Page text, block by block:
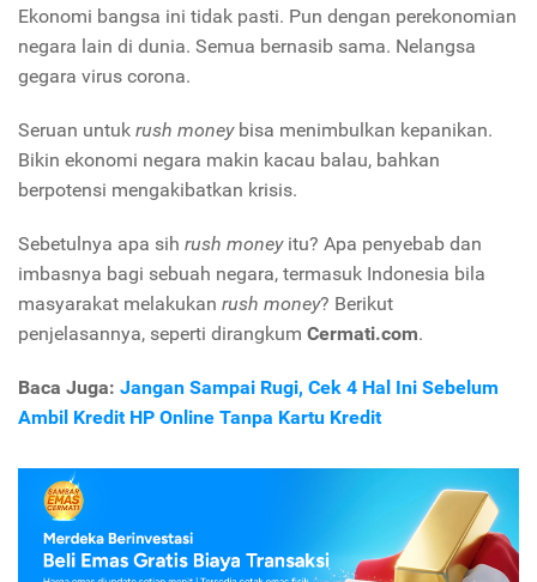
Ekonomi bangsa ini tidak pasti. Pun dengan perekonomian
negara lain di dunia. Semua bernasib sama. Nelangsa
gegara virus corona.
Seruan untuk rush moneybisa menimbulkan kepanikan.
Bikin ekonomi negara makin kacau balau, bahkan
berpotensi mengakibatkan krisis.
Sebetulnya apa sih rush moneyitu? Apa penyebab dan
imbasnya bagi sebuah negara, termasuk Indonesia bila
masyarakat melakukan rush money? Berikut
penjelasannya, seperti dirangkum Cermati.com.
Baca Juga: Jangan Sampai Rugi, Cek 4 Hal Ini Sebelum
Ambil Kredit HP Online Tanpa Kartu Kredit